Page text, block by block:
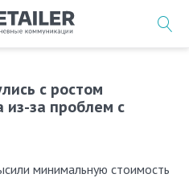
с ростом
из-за проблем с